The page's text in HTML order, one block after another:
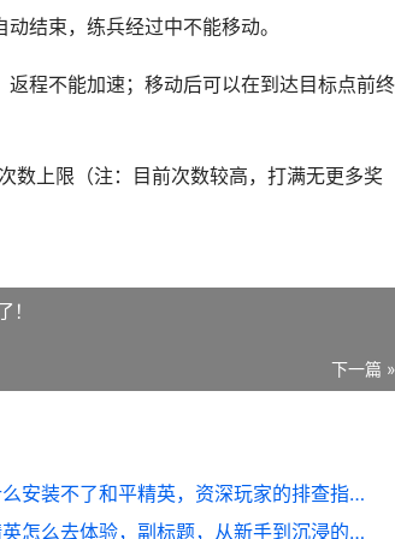
结束，练兵经过中不能移动。
程不能加速；移动后可以在到达目标点前
数上限（注：目前次数较高，打满无更多奖
！
下一篇 »
**为什么安装不了和平精英，资深玩家的排查指南，副标题，常见安装故障与解决之道**
和平精英怎么去体验，副标题，从新手到沉浸的战场生存艺术